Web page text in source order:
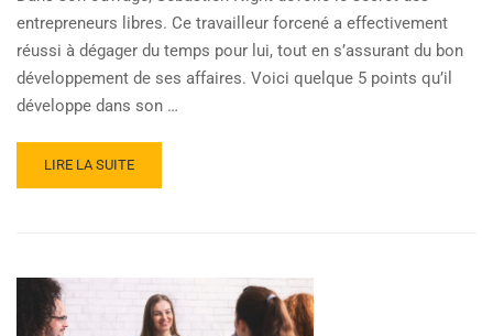
entrepreneurs libres. Ce travailleur forcené a effectivement
réussi à dégager du temps pour lui, tout en s’assurant du bon
développement de ses affaires. Voici quelque 5 points qu’il
développe dans son …
LIRE LA SUITE